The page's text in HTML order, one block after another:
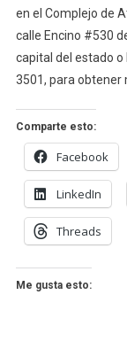
en el Complejo de
calle Encino #530
capital del estado
3501, para obtener
Comparte esto:
Facebook
LinkedIn
Threads
Me gusta esto: